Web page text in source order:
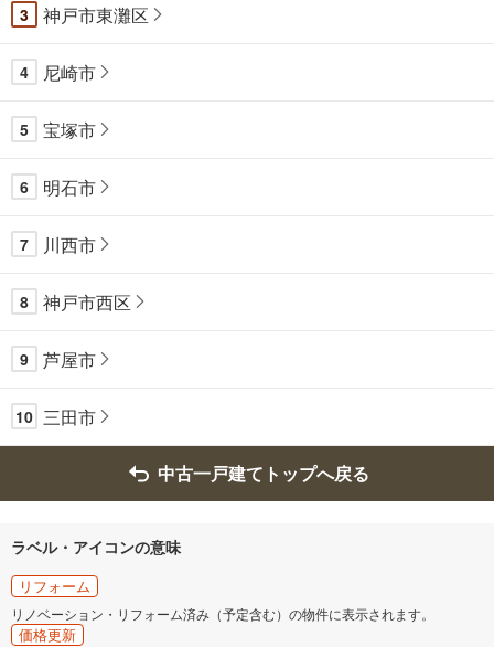
3 神戸市東灘区
4 尼崎市
5 宝塚市
6 明石市
7 川西市
8 神戸市西区
9 芦屋市
10 三田市
中古一戸建てトップへ戻る
ラベル・アイコンの意味
リフォーム
リノベーション・リフォーム済み（予定含む）の物件に表示されます。
価格更新